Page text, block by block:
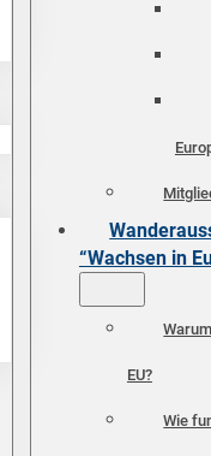
“Wachsen in
EU?
Wie